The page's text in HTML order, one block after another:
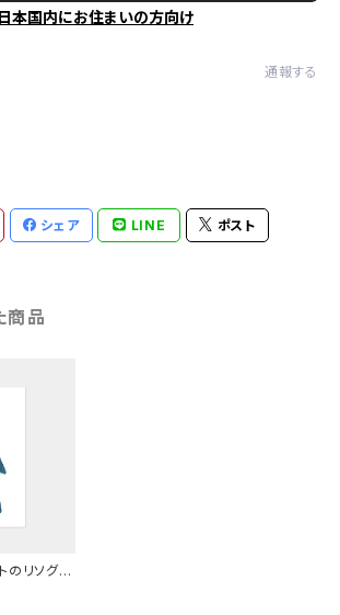
日本国内にお住まいの方向け
通報する
シェア LINE ポスト
商品
のリソグラ